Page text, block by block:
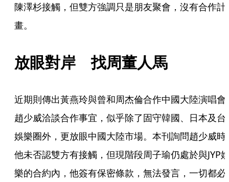
陳澤杉接觸，但雙方強調只是朋友聚會，沒有合作計
畫。
放眼對岸　找周董人馬
近期則傳出黃燕玲與曾和周杰倫合作中國大陸演唱會
趙少威洽談合作事宜，似乎除了固守韓國、日本及台
娛樂圈外，更放眼中國大陸市場。本刊詢問趙少威時
他未否認雙方有接觸，但現階段周子瑜仍處於與JYP
樂的合約內，他簽有保密條款，無法發言，一切都必